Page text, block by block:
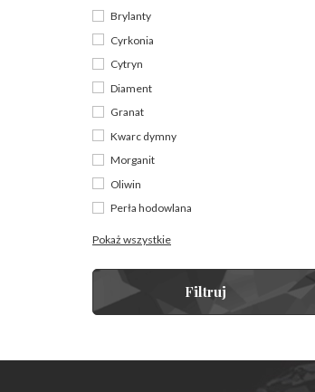
Brylanty
Cyrkonia
Cytryn
Diament
Granat
Kwarc dymny
Morganit
Oliwin
Perła hodowlana
Pokaż wszystkie
Filtruj